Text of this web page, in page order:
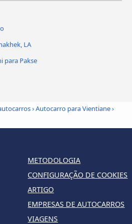
LA
para Pakse
›Autocarro para Vientiane›
METODOLOGIA
CONFIGURAÇÃO DE COOKIES
ARTIGO
EMPRESAS DE AUTOCARROS
VIAGENS